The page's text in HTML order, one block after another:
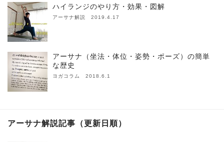
ハイランジのやり方・効果・図解
アーサナ解説 2019.4.17
アーサナ（坐法・体位・姿勢・ポーズ）の簡単
な歴史
ヨガコラム 2018.6.1
アーサナ解説記事（更新日順）